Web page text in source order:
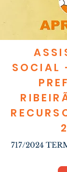
SOCIAL
717/2024